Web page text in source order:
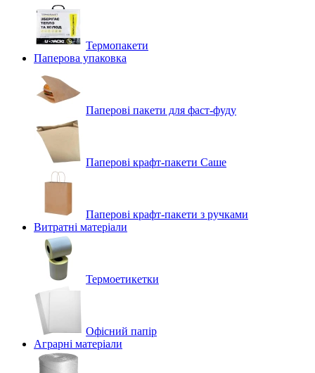
Термопакети
Паперова упаковка
Паперові пакети для фаст-фуду
Паперові крафт-пакети Саше
Паперові крафт-пакети з ручками
Витратні матеріали
Термоетикетки
Офісний папір
Аграрні матеріали